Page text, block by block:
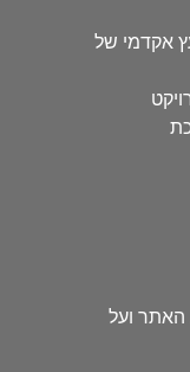
אקדמי של
האתר ועל